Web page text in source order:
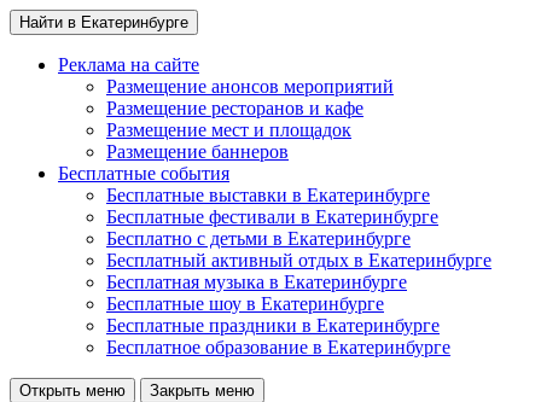
Найти в Екатеринбурге
Реклама на сайте
Размещение анонсов мероприятий
Размещение ресторанов и кафе
Размещение мест и площадок
Размещение баннеров
Бесплатные события
Бесплатные выставки в Екатеринбурге
Бесплатные фестивали в Екатеринбурге
Бесплатно с детьми в Екатеринбурге
Бесплатный активный отдых в Екатеринбурге
Бесплатная музыка в Екатеринбурге
Бесплатные шоу в Екатеринбурге
Бесплатные праздники в Екатеринбурге
Бесплатное образование в Екатеринбурге
Открыть меню Закрыть меню